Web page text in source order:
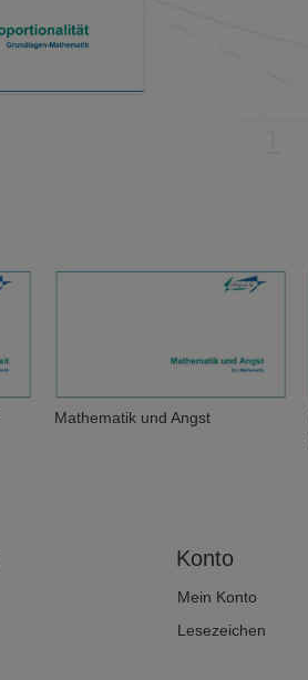
Mathematik und Angst
Konto
Mein Konto
Lesezeichen